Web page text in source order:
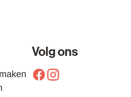
Volg ons
Facebook
Instagram